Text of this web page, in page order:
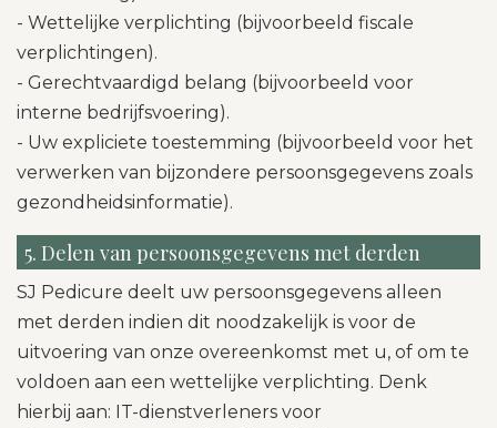
- Wettelijke verplichting (bijvoorbeeld fiscale
verplichtingen).
- Gerechtvaardigd belang (bijvoorbeeld voor
interne bedrijfsvoering).
- Uw expliciete toestemming (bijvoorbeeld voor het
verwerken van bijzondere persoonsgegevens zoals
gezondheidsinformatie).
5. Delen van persoonsgegevens met derden
SJ Pedicure deelt uw persoonsgegevens alleen
met derden indien dit noodzakelijk is voor de
uitvoering van onze overeenkomst met u, of om te
voldoen aan een wettelijke verplichting. Denk
hierbij aan: IT-dienstverleners voor